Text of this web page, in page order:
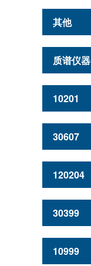
其他
质谱仪器
10201
30607
120204
30399
10999